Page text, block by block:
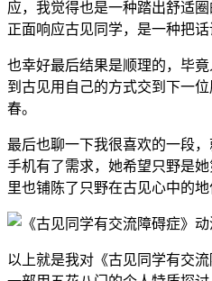
应，我觉得也是一种踏出舒适
正面响应古见同学，是一种把话
也幸好最后结果是顺理的，毕
到古见用自己的方式交到下一
春。
最后也聊一下我很喜欢的一段
手机有了需求，她希望只野是
里也铺陈了只野在古见心中的地
以上就是我对《古见同学有交